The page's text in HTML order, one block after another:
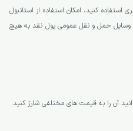
استفاده کنید، امکان استفاده از استانبول
وسایل حمل و نقل عمومی پول نقد به هیچ